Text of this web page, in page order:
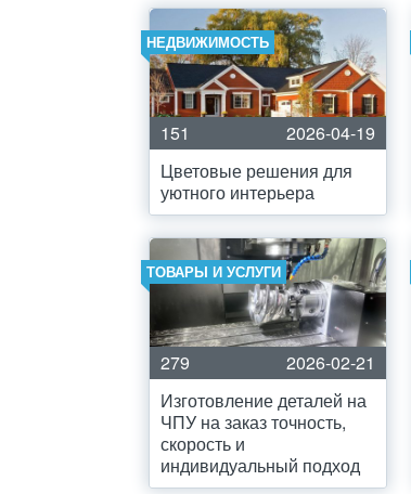
НЕДВИЖИМОСТЬ
151
2026-04-19
Цветовые решения для
уютного интерьера
ТОВАРЫ И УСЛУГИ
279
2026-02-21
Изготовление деталей на
ЧПУ на заказ точность,
скорость и
индивидуальный подход